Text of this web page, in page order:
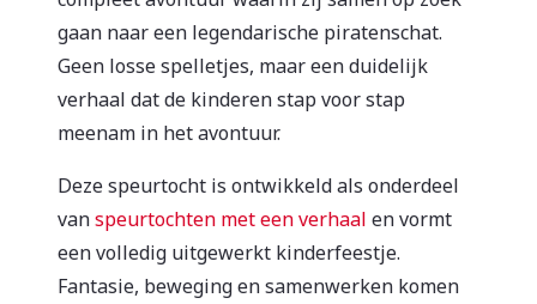
gaan naar een legendarische piratenschat.
Geen losse spelletjes, maar een duidelijk
verhaal dat de kinderen stap voor stap
meenam in het avontuur.
Deze speurtocht is ontwikkeld als onderdeel
vanspeurtochten met een verhaal en vormt
een volledig uitgewerkt kinderfeestje.
Fantasie, beweging en samenwerken komen